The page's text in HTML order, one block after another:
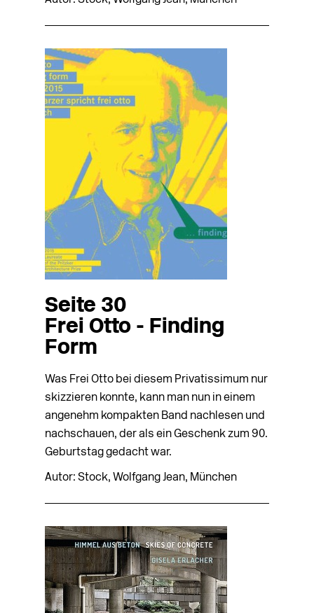
Seite 30
Frei Otto - Finding
Form
Was Frei Otto bei diesem Privatissimum nur
skizzieren konnte, kann man nun in einem
angenehm kompakten Band nachlesen und
nachschauen, der als ein Geschenk zum 90.
Geburtstag gedacht war.
Autor: Stock, Wolfgang Jean, München